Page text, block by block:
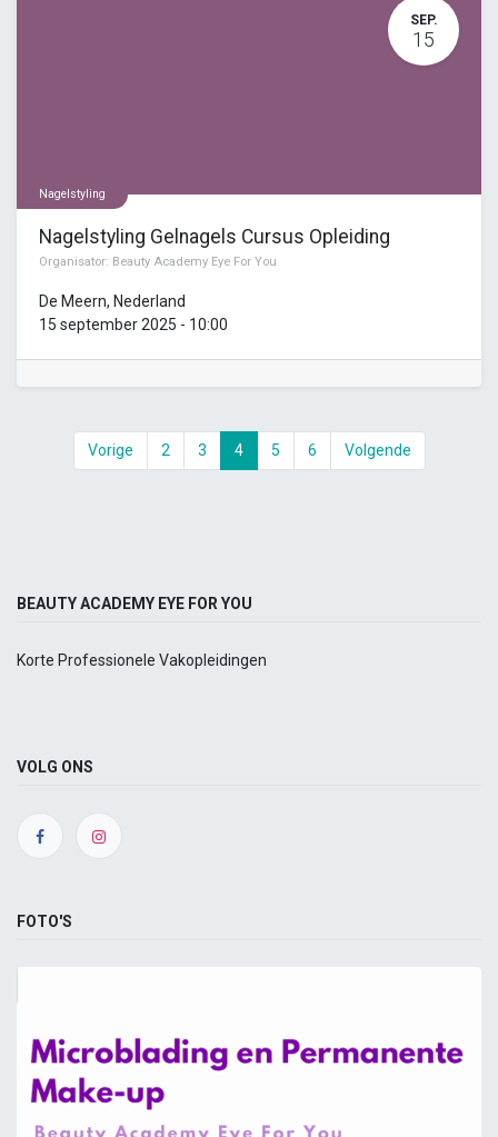
SEP.
15
Nagelstyling
Nagelstyling Gelnagels Cursus Opleiding
Organisator: Beauty Academy Eye For You
De Meern, Nederland
15 september 2025 - 10:00
Vorige 2 3 4 5 6 Volgende
BEAUTY ACADEMY EYE FOR YOU
Korte Professionele Vakopleidingen
VOLG ONS
FOTO'S